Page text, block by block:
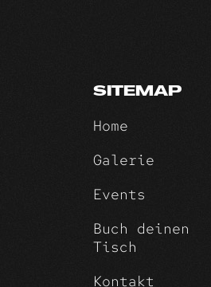
SITEMAP
Home
Galerie
Events
Buch deinen
Tisch
Kontakt